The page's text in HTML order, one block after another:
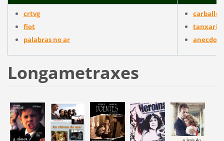
crtvg
fiot
palabras no ar
carballo
Longametraxes